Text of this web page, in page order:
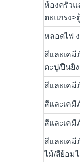
ห้องครัว
ตะแกรง
หลอดไฟ
สีและเค
ตะปู/ปืนยิง
สีและเค
สีและเค
สีและเค
สีและเคมี
ไม้/สีย้อม